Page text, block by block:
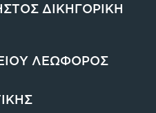
ΔΙΚΗΓΟΡΙΚΗ
ΛΕΩΦΟΡΟΣ